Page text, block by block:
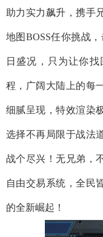
助力实力飙升，携手
地图BOSS任你挑战
日盛况，只为让你
程，广阔大陆上的每
细腻呈现，特效渲染
选择不再局限于战法
战个尽兴！无兄弟，
自由交易系统，全民
的全新崛起！